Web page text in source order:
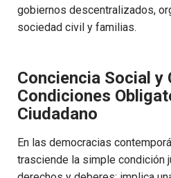
gobiernos descentralizados,
sociedad civil y familias.
Conciencia Social y
Condiciones
Ciudadano
En las democracias
trasciende la simple condición